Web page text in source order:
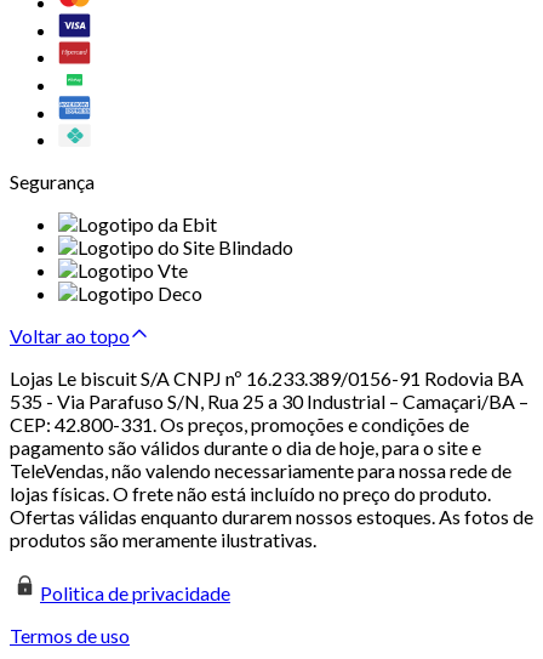
Segurança
Voltar ao topo
Lojas Le biscuit S/A CNPJ nº 16.233.389/0156-91 Rodovia BA
535 - Via Parafuso S/N, Rua 25 a 30 Industrial – Camaçari/BA –
CEP: 42.800-331. Os preços, promoções e condições de
pagamento são válidos durante o dia de hoje, para o site e
TeleVendas, não valendo necessariamente para nossa rede de
lojas físicas. O frete não está incluído no preço do produto.
Ofertas válidas enquanto durarem nossos estoques. As fotos de
produtos são meramente ilustrativas.
Politica de privacidade
Termos de uso